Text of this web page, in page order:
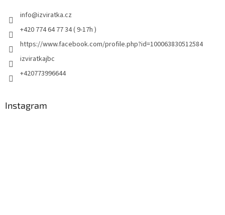
info@izviratka.cz
+420 774 64 77 34 ( 9-17h )
https://www.facebook.com/profile.php?id=100063830512584
izviratkajbc
+420773996644
Instagram